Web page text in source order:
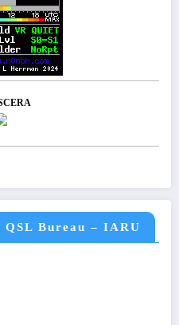
Bureau – IARU